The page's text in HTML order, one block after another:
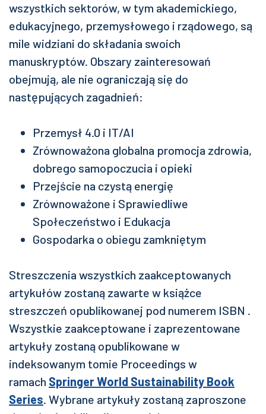
wszystkich sektorów, w tym akademickiego,
edukacyjnego, przemysłowego i rządowego, są
mile widziani do składania swoich
manuskryptów. Obszary zainteresowań
obejmują, ale nie ograniczają się do
następujących zagadnień:
Przemysł 4.0 i IT/AI
Zrównoważona globalna promocja zdrowia,
dobrego samopoczucia i opieki
Przejście na czystą energię
Zrównoważone i Sprawiedliwe
Społeczeństwo i Edukacja
Gospodarka o obiegu zamkniętym
Streszczenia wszystkich zaakceptowanych
artykułów zostaną zawarte w książce
streszczeń opublikowanej pod numerem ISBN .
Wszystkie zaakceptowane i zaprezentowane
artykuły zostaną opublikowane w
indeksowanym tomie Proceedings w
ramach Springer World Sustainability Book
Series. Wybrane artykuły zostaną zaproszone